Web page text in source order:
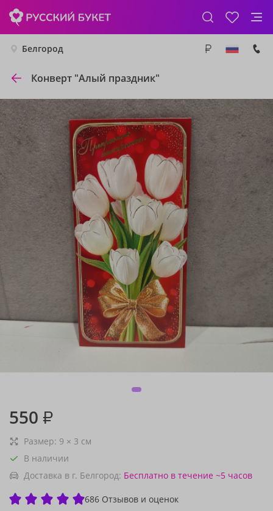
Белгород
Конверт "Алый праздник"
550 ₽
Размер: 9 × 3 см
В наличии
Доставка в г. Белгород: Бесплатно в течение ~5 часов
686 Отзывов и оценок